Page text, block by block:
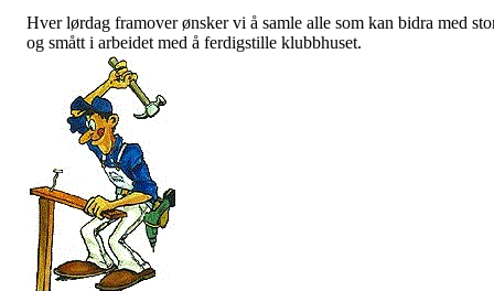
Hver lørdag framover ønsker vi å samle alle som kan bidra med
og smått i arbeidet med å ferdigstille klubbhuset.